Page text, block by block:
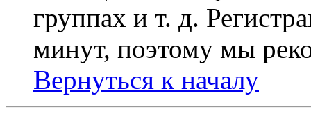
группах и т. д.
минут, поэтому мы
Вернуться к началу